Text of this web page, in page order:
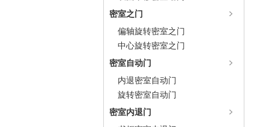
密室之门
偏轴旋转密室之门
中心旋转密室之门
密室自动门
内退密室自动门
旋转密室自动门
密室内退门